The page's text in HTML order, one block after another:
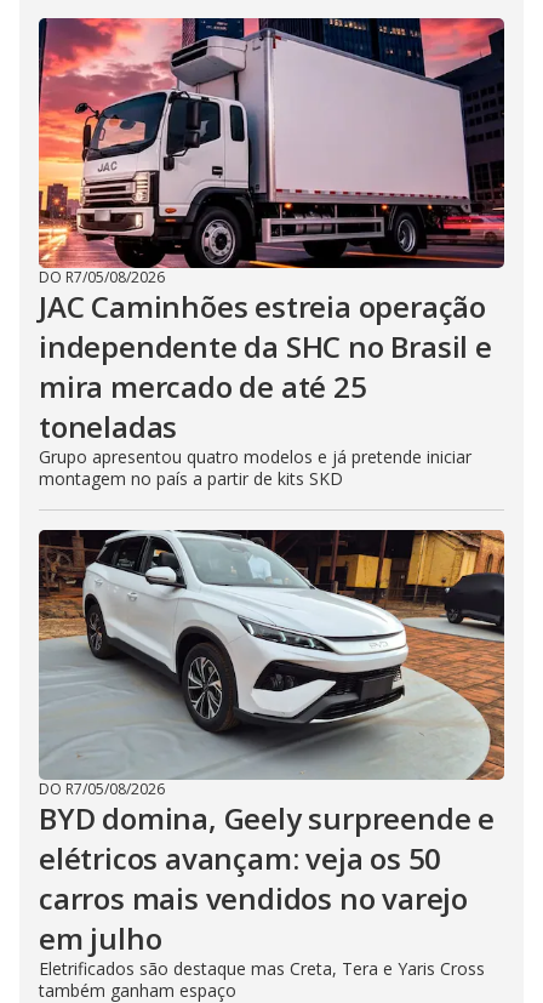
DO R7/05/08/2026
JAC Caminhões estreia operação
independente da SHC no Brasil e
mira mercado de até 25
toneladas
Grupo apresentou quatro modelos e já pretende iniciar
montagem no país a partir de kits SKD
DO R7/05/08/2026
BYD domina, Geely surpreende e
elétricos avançam: veja os 50
carros mais vendidos no varejo
em julho
Eletrificados são destaque mas Creta, Tera e Yaris Cross
também ganham espaço